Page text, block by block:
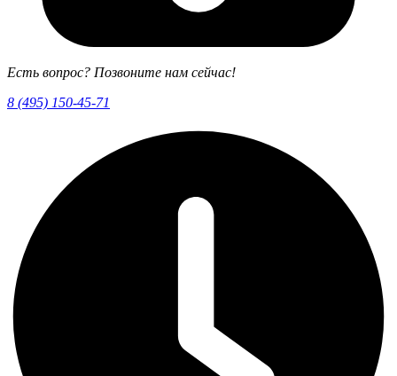
Есть вопрос? Позвоните нам сейчас!
8 (495) 150-45-71